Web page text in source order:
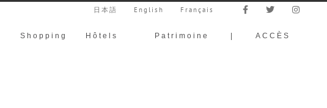
日本語 English Français
Shopping Hôtels Patrimoine ACCÈS